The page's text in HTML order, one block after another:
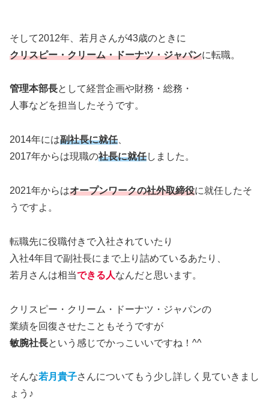
そして2012年、若月さんが43歳のときに
クリスピー・クリーム・ドーナツ・ジャパンに転職。
管理本部長として経営企画や財務・総務・
人事などを担当したそうです。
2014年には副社長に就任、
2017年からは現職の社長に就任しました。
2021年からはオープンワークの社外取締役に就任したそ
うですよ。
転職先に役職付きで入社されていたり
入社4年目で副社長にまで上り詰めているあたり、
若月さんは相当できる人なんだと思います。
クリスピー・クリーム・ドーナツ・ジャパンの
業績を回復させたこともそうですが
敏腕社長という感じでかっこいいですね！^^
そんな若月貴子さんについてもう少し詳しく見ていきまし
ょう♪